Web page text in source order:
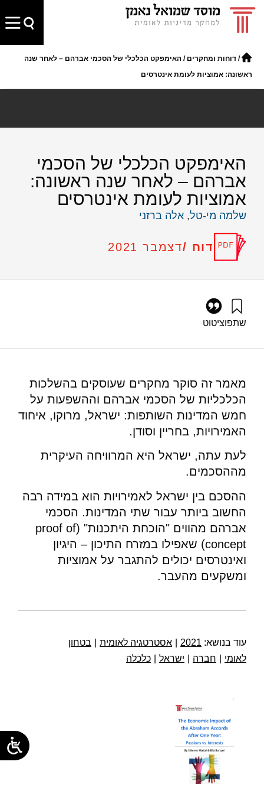
/ דוחות ומחקרים / האימפקט הכלכלי של הסכמי אברהם – לאחר שנה
ראשונה: אמוציות לעומת אינטרסים
האימפקט הכלכלי של הסכמי
אברהם – לאחר שנה ראשונה:
אמוציות לעומת אינטרסים
שלמה מי-טל, אלה ברזני
דוח /דצמבר 2021
שתפוציטוט
abraham-accords-after-one-year
מאמר זה סוקר מחקרים שעוסקים בהשלכות
הכלכליות של הסכמי אברהם וההשפעות על
חמש המדינות השותפות: ישראל, מרוקו, איחוד
האמירויות, בחריין וסודן.
לעת עתה, ישראל היא המרוויחה העיקרית
מההסכמים.
ההסכם בין ישראל לאמירויות הוא במידה רבה
החשוב ביותר עבור שתי המדינות. הסכמי
אברהם מהווים "הוכחת היתכנות" (proof of
concept) שאפילו במזרח התיכון – היגיון
ואינטרסים יכולים להתגבר על אמוציות
ומשקעים מהעבר.
עוד בנושא: 2021 אסטרטגיה לאומית
בטחון
לאומי
חברה ישראל כלכלה